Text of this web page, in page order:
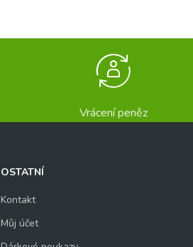
Vrácení peněz
OSTATNÍ
Kontakt
Můj účet